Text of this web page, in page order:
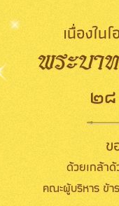
คณะผู้บริหาร ข้า
เนื่องใน
พระบา
๒
ข
ด้วยเกล้า